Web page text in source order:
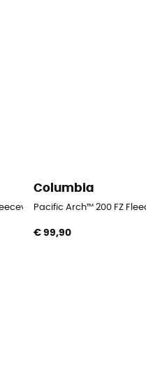
- Heren
Columbia
Pacific Arch™ 200 FZ
€ 99,90